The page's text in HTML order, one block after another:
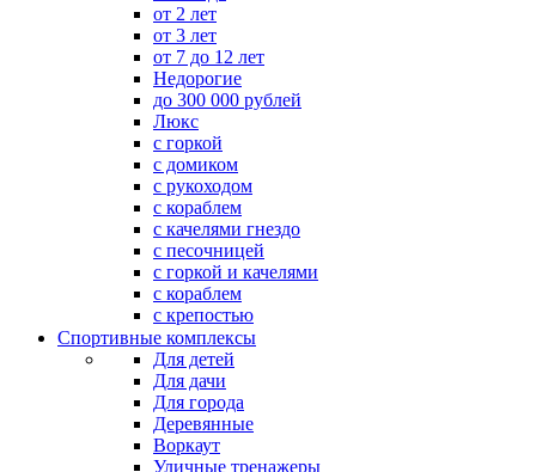
от 2 лет
от 3 лет
от 7 до 12 лет
Недорогие
до 300 000 рублей
Люкс
с горкой
с домиком
с рукоходом
с кораблем
с качелями гнездо
с песочницей
с горкой и качелями
с кораблем
с крепостью
Спортивные комплексы
Для детей
Для дачи
Для города
Деревянные
Воркаут
Уличные тренажеры